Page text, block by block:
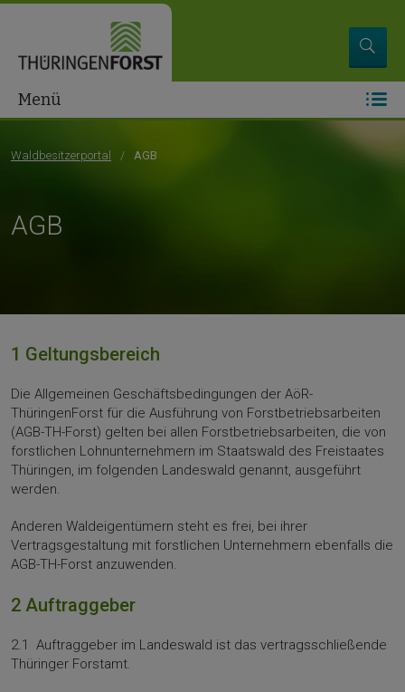
Menü
Waldbesitzerportal AGB
AGB
1 Geltungsbereich
Die Allgemeinen Geschäftsbedingungen der AöR-
ThüringenForst für die Ausführung von Forstbetriebsarbeiten
(AGB-TH-Forst) gelten bei allen Forstbe­triebsarbeiten, die von
forstlichen Lohnunternehmern im Staatswald des Freistaates
Thüringen, im folgenden Landeswald genannt, ausgeführt
werden.
Anderen Waldeigentümern steht es frei, bei ihrer
Vertragsgestaltung mit forstlichen Unternehmern ebenfalls die
AGB-TH-Forst anzuwenden.
2 Auftraggeber
2.1 Auftraggeber im Landeswald ist das vertragsschließende
Thüringer Forstamt.